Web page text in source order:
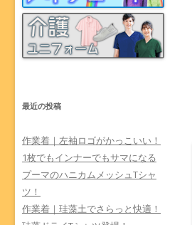
最近の投稿
作業着｜左袖ロゴがかっこいい！
1枚でもインナーでもサマになる
プーマのハニカムメッシュTシャ
ツ！
作業着｜珪藻土でさらっと快適！